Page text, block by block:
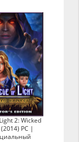
2: Wicked
PC |